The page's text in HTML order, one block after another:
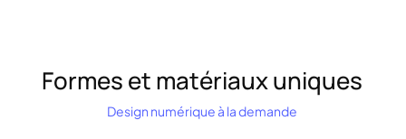
Formes et matériaux uniques
Design numérique à la demande